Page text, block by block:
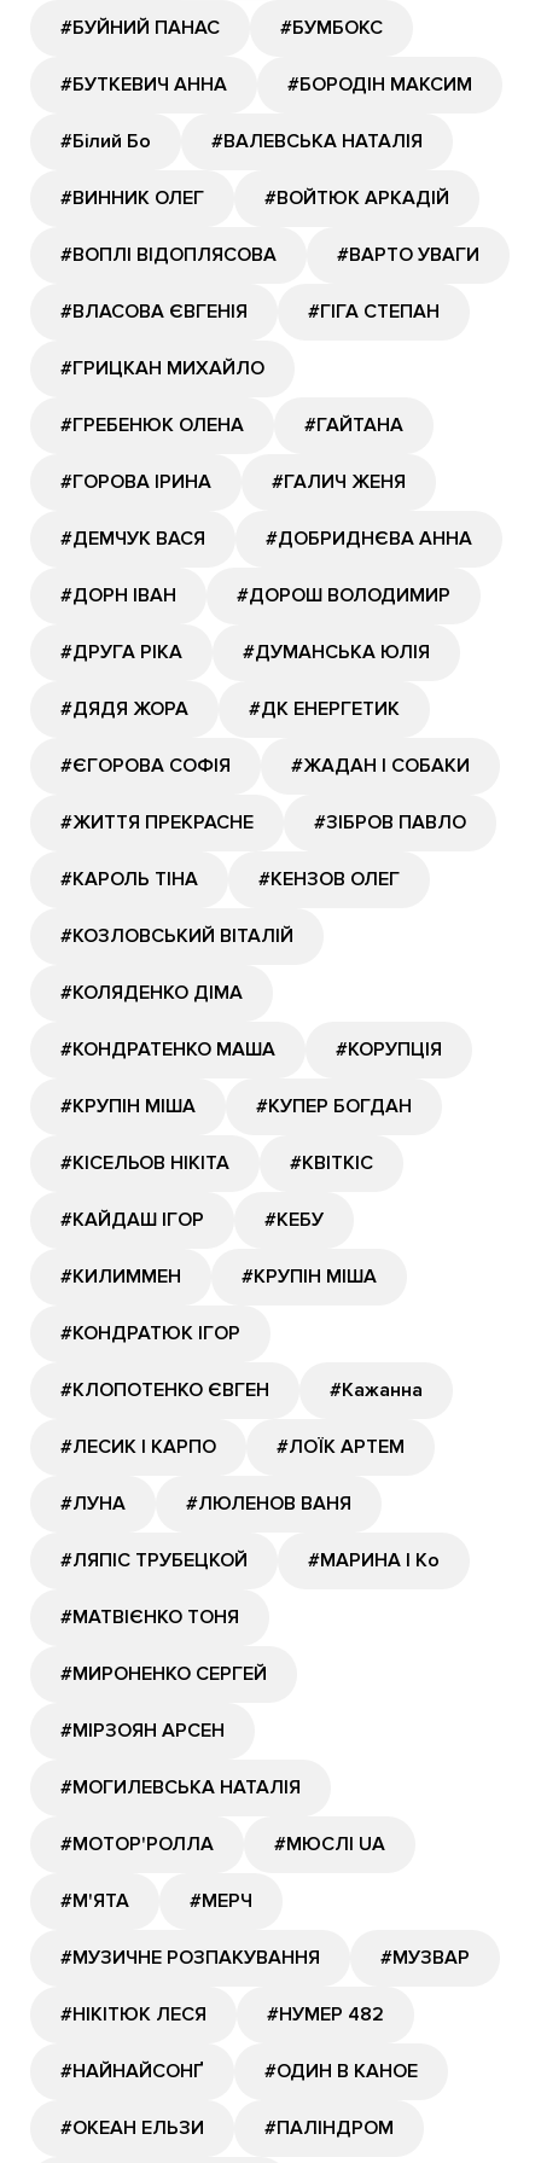
#БУЙНИЙ ПАНАС #БУМБОКС
#БУТКЕВИЧ АННА #БОРОДІН МАКСИМ
#Білий Бо #ВАЛЕВСЬКА НАТАЛІЯ
#ВИННИК ОЛЕГ #ВОЙТЮК АРКАДІЙ
#ВОПЛІ ВІДОПЛЯСОВА #ВАРТО УВАГИ
#ВЛАСОВА ЄВГЕНІЯ #ГІГА СТЕПАН
#ГРИЦКАН МИХАЙЛО
#ГРЕБЕНЮК ОЛЕНА #ГАЙТАНА
#ГОРОВА ІРИНА #ГАЛИЧ ЖЕНЯ
#ДЕМЧУК ВАСЯ #ДОБРИДНЄВА АННА
#ДОРН ІВАН #ДОРОШ ВОЛОДИМИР
#ДРУГА РІКА #ДУМАНСЬКА ЮЛІЯ
#ДЯДЯ ЖОРА #ДК ЕНЕРГЕТИК
#ЄГОРОВА СОФІЯ #ЖАДАН І СОБАКИ
#ЖИТТЯ ПРЕКРАСНЕ #ЗІБРОВ ПАВЛО
#КАРОЛЬ ТІНА #КЕНЗОВ ОЛЕГ
#КОЗЛОВСЬКИЙ ВІТАЛІЙ
#КОЛЯДЕНКО ДІМА
#КОНДРАТЕНКО МАША #КОРУПЦІЯ
#КРУПІН МІША #КУПЕР БОГДАН
#КІСЕЛЬОВ НІКІТА #КВІТКІС
#КАЙДАШ ІГОР #КЕБУ
#КИЛИММЕН #КРУПІН МІША
#КОНДРАТЮК ІГОР
#КЛОПОТЕНКО ЄВГЕН #Кажанна
#ЛЕСИК І КАРПО #ЛОЇК АРТЕМ
#ЛУНА #ЛЮЛЕНОВ ВАНЯ
#ЛЯПІС ТРУБЕЦКОЙ #МАРИНА І Ко
#МАТВІЄНКО ТОНЯ
#МИРОНЕНКО СЕРГЕЙ
#МІРЗОЯН АРСЕН
#МОГИЛЕВСЬКА НАТАЛІЯ
#МОТОР'РОЛЛА #МЮСЛІ UA
#М'ЯТА #МЕРЧ
#МУЗИЧНЕ РОЗПАКУВАННЯ #МУЗВАР
#НІКІТЮК ЛЕСЯ #НУМЕР 482
#НАЙНАЙСОНҐ #ОДИН В КАНОЕ
#ОКЕАН ЕЛЬЗИ #ПАЛІНДРОМ